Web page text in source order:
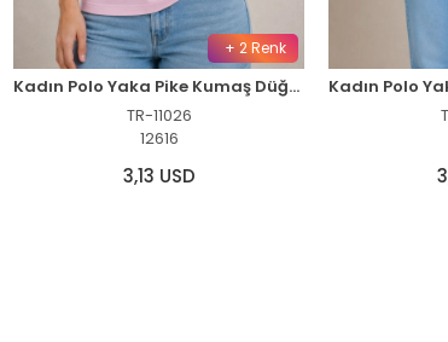
Kadın Polo Yaka Pike Kumaş Düğmeli Basic Tişört Günlük Rahat - Pembe
+ 2 Renk
Kadın Polo Yaka Pike Kumaş Düğmeli Basic Tişört Günlük Rahat - Beyaz
TR-11025
12616
3,13 USD